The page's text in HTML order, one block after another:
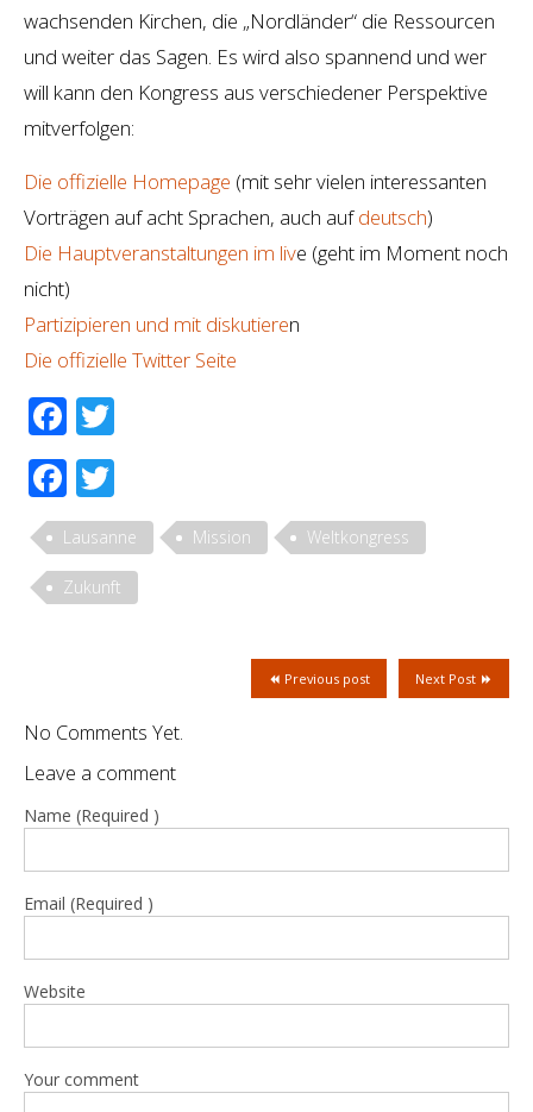
wachsenden Kirchen, die „Nordländer“ die Ressourcen
und weiter das Sagen. Es wird also spannend und wer
will kann den Kongress aus verschiedener Perspektive
mitverfolgen:
Die offizielle Homepage (mit sehr vielen interessanten
Vorträgen auf acht Sprachen, auch aufdeutsch)
Die Hauptveranstaltungen im live (geht im Moment noch
nicht)
Partizipieren und mit diskutieren
Die offizielle Twitter Seite
Facebook
Facebook
Lausanne Mission Weltkongress
Zukunft
Next Post
Previous post
No Comments Yet.
Leave a comment
Name (Required )
Email (Required )
Website
Your comment